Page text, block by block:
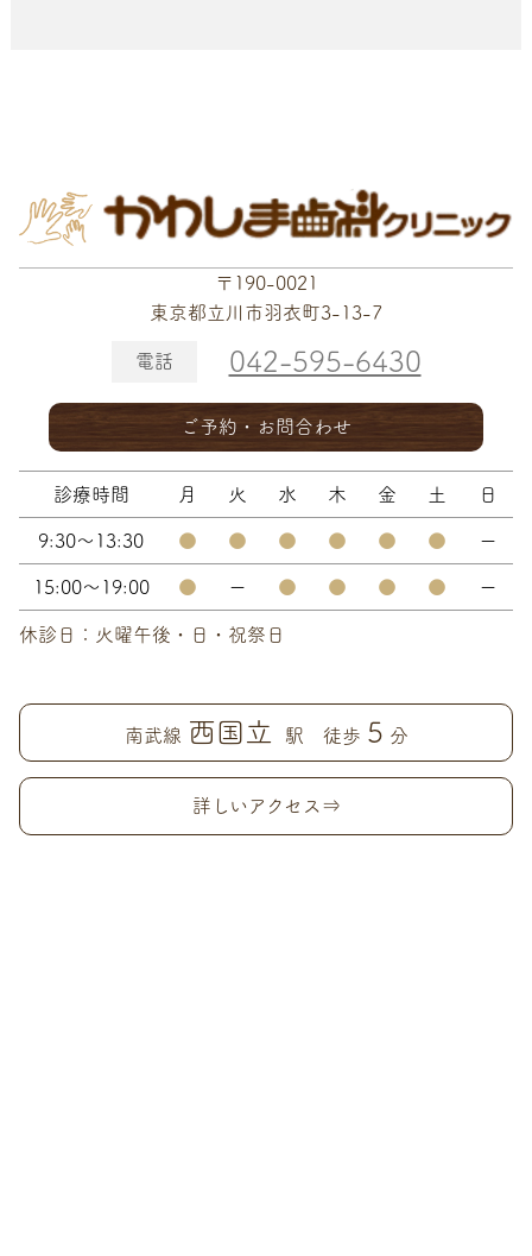
〒190-0021
東京都立川市羽衣町3-13-7
電話 042-595-6430
ご予約・お問合わせ
診療時間 月 火 水 木 金 土 日
9:30～13:30 ● ● ● ● ● ● ー
15:00～19:00 ● ー ● ● ● ● ー
休診日：火曜午後・日・祝祭日
南武線 西国立 駅 徒歩 5 分
詳しいアクセス⇒